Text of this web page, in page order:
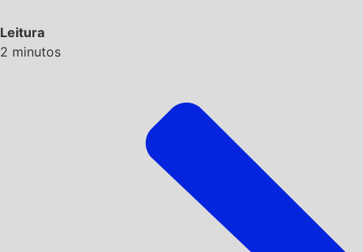
Leitura
2 minutos